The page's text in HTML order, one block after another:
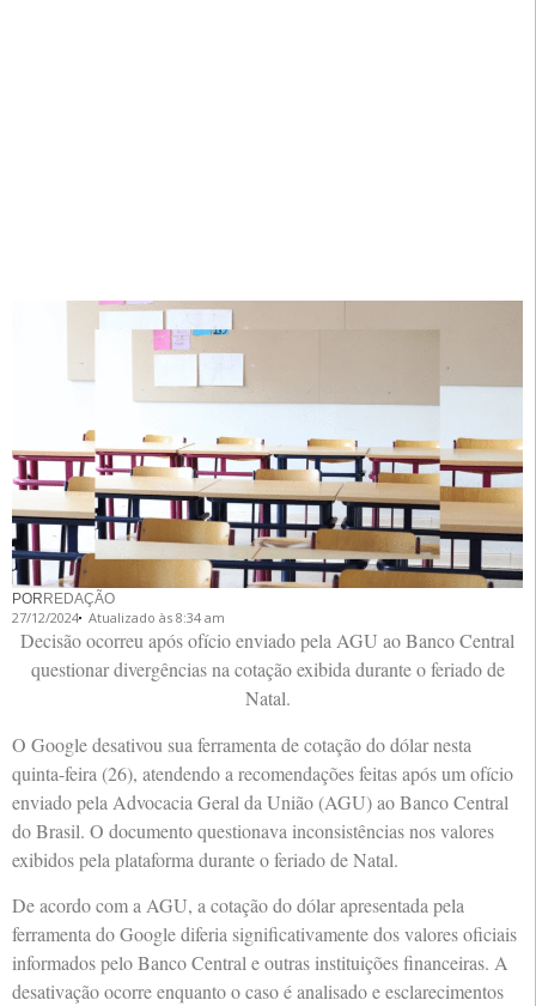
POR REDAÇÃO
27/12/2024 Atualizado às 8:34 am
Decisão ocorreu após ofício enviado pela AGU ao Banco Central
questionar divergências na cotação exibida durante o feriado de
Natal.
O Google desativou sua ferramenta de cotação do dólar nesta
quinta-feira (26), atendendo a recomendações feitas após um ofício
enviado pela Advocacia Geral da União (AGU) ao Banco Central
do Brasil. O documento questionava inconsistências nos valores
exibidos pela plataforma durante o feriado de Natal.
De acordo com a AGU, a cotação do dólar apresentada pela
ferramenta do Google diferia significativamente dos valores oficiais
informados pelo Banco Central e outras instituições financeiras. A
desativação ocorre enquanto o caso é analisado e esclarecimentos